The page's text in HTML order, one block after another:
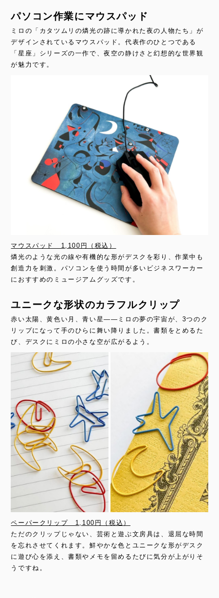
パソコン作業にマウスパッド
ミロの「カタツムリの燐光の跡に導かれた夜の人物たち」が
デザインされているマウスパッド。代表作のひとつである
「星座」シリーズの一作で、夜空の静けさと幻想的な世界観
が魅力です。
マウスパッド 1,100円（税込）
燐光のような光の線や有機的な形がデスクを彩り、作業中も
創造力を刺激。パソコンを使う時間が多いビジネスワーカー
におすすめのミュージアムグッズです。
ユニークな形状のカラフルクリップ
赤い太陽、黄色い月、青い星——ミロの夢の宇宙が、3つのク
リップになって手のひらに舞い降りました。書類をとめるた
び、デスクにミロの小さな空が広がるよう。
ペーパークリップ 1,100円（税込）
ただのクリップじゃない、芸術と遊ぶ文房具は、退屈な時間
を忘れさせてくれます。鮮やかな色とユニークな形がデスク
に遊び心を添え、書類やメモを留めるたびに気分が上がりそ
うですね。